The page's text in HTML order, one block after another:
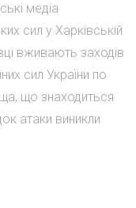
медіа
сил у Харківській
вживають заходів
сил України по
що знаходиться
атаки виникли